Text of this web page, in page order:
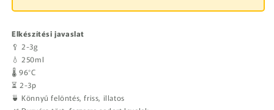
Elkészítési javaslat
🥄 2-3g
💧 250ml
🌡️ 96°C
⏳ 2-3p
🍵 Könnyű felöntés, friss, illatos